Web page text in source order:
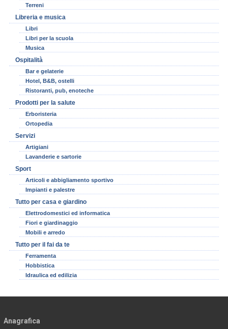
Terreni
Libreria e musica
Libri
Libri per la scuola
Musica
Ospitalità
Bar e gelaterie
Hotel, B&B, ostelli
Ristoranti, pub, enoteche
Prodotti per la salute
Erboristeria
Ortopedia
Servizi
Artigiani
Lavanderie e sartorie
Sport
Articoli e abbigliamento sportivo
Impianti e palestre
Tutto per casa e giardino
Elettrodomestici ed informatica
Fiori e giardinaggio
Mobili e arredo
Tutto per il fai da te
Ferramenta
Hobbistica
Idraulica ed edilizia
Anagrafica